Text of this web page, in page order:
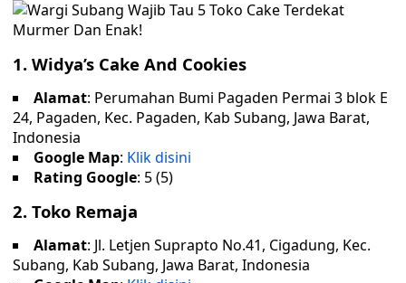
1. Widya’s Cake And Cookies
Alamat: Perumahan Bumi Pagaden Permai 3 blok E
24, Pagaden, Kec. Pagaden, Kab Subang, Jawa Barat,
Indonesia
Google Map: Klik disini
Rating Google: 5 (5)
2. Toko Remaja
Alamat: Jl. Letjen Suprapto No.41, Cigadung, Kec.
Subang, Kab Subang, Jawa Barat, Indonesia